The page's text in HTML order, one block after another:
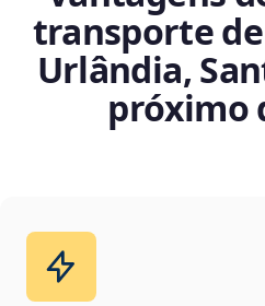
transporte
Urlândia,
próximo